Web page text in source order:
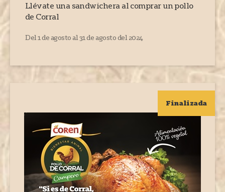
Llévate una sandwichera al comprar un pollo
de Corral
Del 1 de agosto al 31 de agosto del 2024
Finalizada